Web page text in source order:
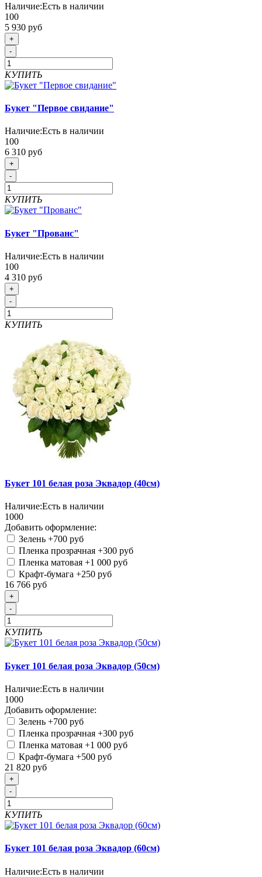
Наличие:Есть в наличии
100
5 930 руб
+
-
КУПИТЬ
Букет "Первое свидание"
Наличие:Есть в наличии
100
6 310 руб
+
-
КУПИТЬ
Букет "Прованс"
Наличие:Есть в наличии
100
4 310 руб
+
-
КУПИТЬ
Букет 101 белая роза Эквадор (40см)
Наличие:Есть в наличии
1000
Добавить оформление:
Зелень +700 руб
Пленка прозрачная +300 руб
Пленка матовая +1 000 руб
Крафт-бумага +250 руб
16 766 руб
+
-
КУПИТЬ
Букет 101 белая роза Эквадор (50см)
Наличие:Есть в наличии
1000
Добавить оформление:
Зелень +700 руб
Пленка прозрачная +300 руб
Пленка матовая +1 000 руб
Крафт-бумага +500 руб
21 820 руб
+
-
КУПИТЬ
Букет 101 белая роза Эквадор (60см)
Наличие:Есть в наличии